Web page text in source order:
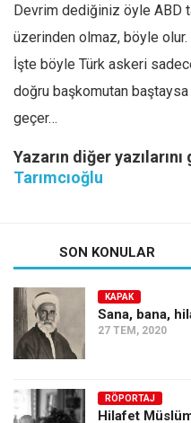
Devrim dediğiniz öyle ABD
üzerinden olmaz, böyle olur.
İşte böyle Türk askeri
doğru başkomutan baştaysa
geçer…
Yazarın diğer
Tarımcıoğlu
SON KONULAR
KAPAK
Sana, bana,
27 TEM, 2020
RÖPORTAJ
Hilafet